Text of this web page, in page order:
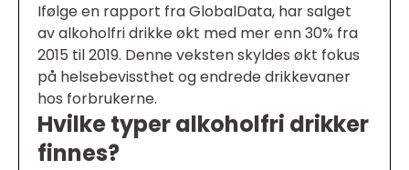
Ifølge en rapport fra GlobalData, har salget
av alkoholfri drikke økt med mer enn 30% fra
2015 til 2019. Denne veksten skyldes økt fokus
på helsebevissthet og endrede drikkevaner
hos forbrukerne.
Hvilke typer alkoholfri drikker
finnes?